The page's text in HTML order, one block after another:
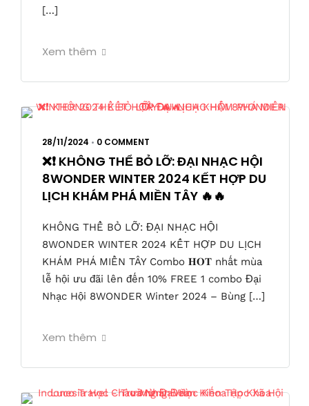
[…]
Xem thêm
28/11/2024 • 0 COMMENT
❌❗ KHÔNG THỂ BỎ LỠ: ĐẠI NHẠC HỘI
8WONDER WINTER 2024 KẾT HỢP DU
LỊCH KHÁM PHÁ MIỀN TÂY 🔥🔥
KHÔNG THỂ BỎ LỠ: ĐẠI NHẠC HỘI
8WONDER WINTER 2024 KẾT HỢP DU LỊCH
KHÁM PHÁ MIỀN TÂY Combo 𝐇𝐎𝐓 nhất mùa
lễ hội ưu đãi lên đến 10% FREE 1 combo Đại
Nhạc Hội 8WONDER Winter 2024 – Bùng […]
Xem thêm